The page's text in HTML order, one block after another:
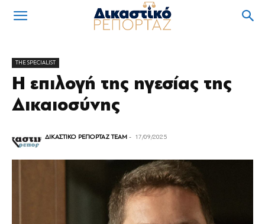
THE SPECIALIST
Η επιλογή της ηγεσίας της
Δικαιοσύνης
ΔΙΚΑΣΤΙΚΟ ΡΕΠΟΡΤΑΖ TEAM - 17/09/2025